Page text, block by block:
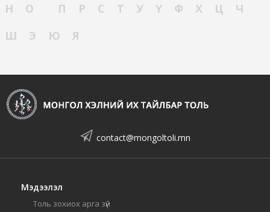
Н
О П Р С Т У Ү Ф Х Ц
Ч
Ш
Э Ю Я
contact@mongoltoli.mn
Мэдээлэл
Толь зохиох арга зүй